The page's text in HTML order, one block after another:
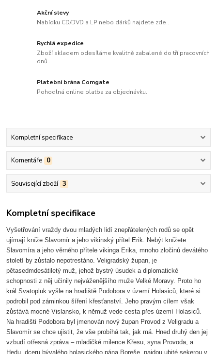
Akční slevy
Nabídku CD/DVD a LP nebo dárků najdete zde..
Rychlá expedice
Zboží skladem odesíláme kvalitně zabalené do tří pracovních
dnů..
Platební brána Comgate
Pohodlná online platba za objednávku.
Kompletní specifikace
Komentáře 0
Související zboží 3
Kompletní specifikace
Vyšetřování vraždy dvou mladých lidí znepřátelených rodů se opět
ujímají kníže Slavomír a jeho vikinský přítel Erik. Nebýt knížete
Slavomíra a jeho věrného přítele vikinga Erika, mnoho zločinů devátého
století by zůstalo nepotrestáno. Veligradský župan, je
pětasedmdesátiletý muž, jehož bystrý úsudek a diplomatické
schopnosti z něj učinily nejváženějšího muže Velké Moravy. Proto ho
král Svatopluk vyšle na hradiště Podobora v území Holasiců, které si
podrobil pod záminkou šíření křesťanství. Jeho pravým cílem však
zůstává mocné Vislansko, k němuž vede cesta přes území Holasiců.
Na hradišti Podobora byl jmenován nový župan Provod z Veligradu a
Slavomír se chce ujistit, že vše probíhá tak, jak má. Hned druhý den jej
vzbudí otřesná zpráva – mladičké milence Křesu, syna Provoda, a